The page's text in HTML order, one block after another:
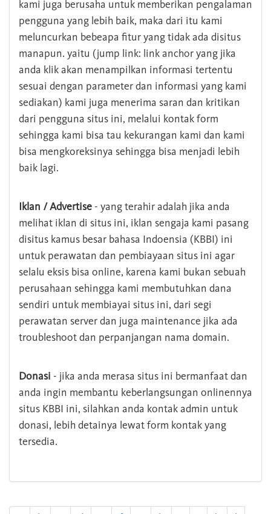
kami juga berusaha untuk memberikan pengalaman
pengguna yang lebih baik, maka dari itu kami
meluncurkan bebeapa fitur yang tidak ada disitus
manapun. yaitu (jump link: link anchor yang jika
anda klik akan menampilkan informasi tertentu
sesuai dengan parameter dan informasi yang kami
sediakan) kami juga menerima saran dan kritikan
dari pengguna situs ini, melalui kontak form
sehingga kami bisa tau kekurangan kami dan kami
bisa mengkoreksinya sehingga bisa menjadi lebih
baik lagi.
Iklan / Advertise - yang terahir adalah jika anda
melihat iklan di situs ini, iklan sengaja kami pasang
disitus kamus besar bahasa Indoensia (KBBI) ini
untuk perawatan dan pembiayaan situs ini agar
selalu eksis bisa online, karena kami bukan sebuah
perusahaan sehingga kami membutuhkan dana
sendiri untuk membiayai situs ini, dari segi
perawatan server dan juga maintenance jika ada
troubleshoot dan perpanjangan nama domain.
Donasi - jika anda merasa situs ini bermanfaat dan
anda ingin membantu keberlangsungan onlinennya
situs KBBI ini, silahkan anda kontak admin untuk
donasi, lebih detainya lewat form kontak yang
tersedia.